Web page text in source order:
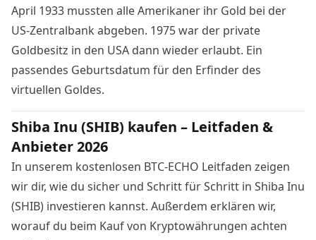
April 1933 mussten alle Amerikaner ihr Gold bei der
US-Zentralbank abgeben. 1975 war der private
Goldbesitz in den USA dann wieder erlaubt. Ein
passendes Geburtsdatum für den Erfinder des
virtuellen Goldes.
Shiba Inu (SHIB) kaufen – Leitfaden &
Anbieter 2026
In unserem kostenlosen BTC-ECHO Leitfaden zeigen
wir dir, wie du sicher und Schritt für Schritt in Shiba Inu
(SHIB) investieren kannst. Außerdem erklären wir,
worauf du beim Kauf von Kryptowährungen achten